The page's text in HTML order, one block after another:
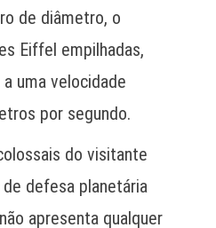
de diâmetro, o
Eiffel empilhadas,
uma velocidade
por segundo.
do visitante
defesa planetária
apresenta qualquer